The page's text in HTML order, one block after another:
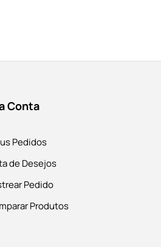
Conta
Pedidos
de Desejos
Pedido
Produtos